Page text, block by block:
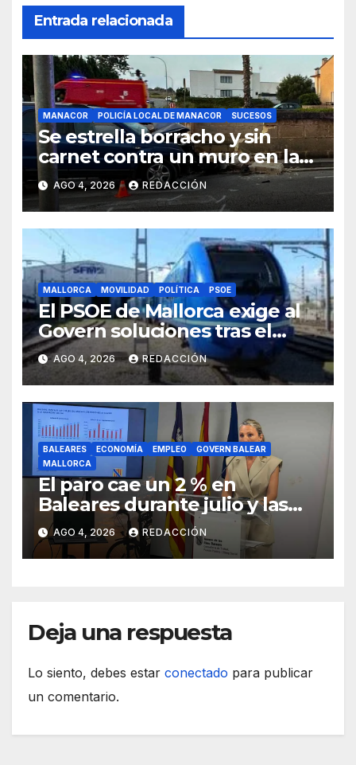
Entrada relacionada
MANACOR POLICÍA LOCAL DE MANACOR SUCESOS
Se estrella borracho y sin
carnet contra un muro en la
ronda del Port de Manacor y
lo destroza
AGO 4, 2026 REDACCIÓN
MALLORCA MOVILIDAD POLÍTICA PSOE
El PSOE de Mallorca exige al
Govern soluciones tras el
tijeretazo de trenes en
agosto
AGO 4, 2026 REDACCIÓN
BALEARES ECONOMÍA EMPLEO
GOVERN BALEAR
MALLORCA
El paro cae un 2 % en
Baleares durante julio y las
islas lideran la contratación
indefinida
AGO 4, 2026 REDACCIÓN
Deja una respuesta
Lo siento, debes estar conectado para publicar
un comentario.